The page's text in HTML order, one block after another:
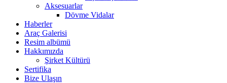
Aksesuarlar
Dövme Vidalar
Haberler
Araç Galerisi
Resim albümü
Hakkımızda
Şirket Kültürü
Sertifika
Bize Ulaşın